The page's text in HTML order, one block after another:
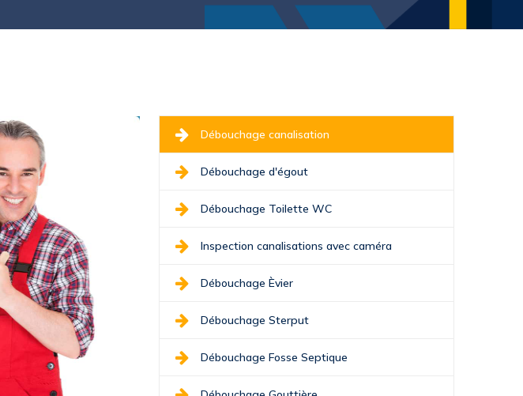
Débouchage canalisation
Débouchage d'égout
Débouchage Toilette WC
Inspection canalisations avec caméra
Débouchage Èvier
Débouchage Sterput
Débouchage Fosse Septique